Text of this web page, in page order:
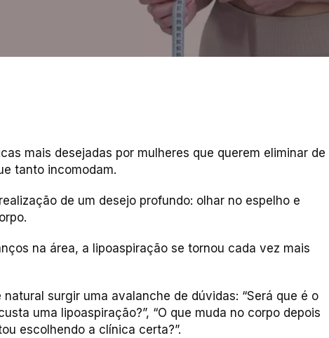
mais desejadas por mulheres que querem eliminar de
tanto incomodam.
de um desejo profundo: olhar no espelho e
na área, a lipoaspiração se tornou cada vez mais
surgir uma avalanche de dúvidas: “Será que é o
uma lipoaspiração?”, “O que muda no corpo depois
escolhendo a clínica certa?”.